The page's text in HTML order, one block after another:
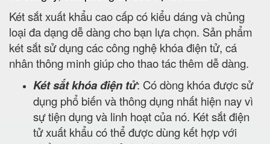
Két sắt xuất khẩu cao cấp có kiểu dáng và chủng
loại đa dạng dễ dàng cho bạn lựa chọn. Sản phẩm
két sắt sử dụng các công nghệ khóa điện tử, cá
nhân thông minh giúp cho thao tác thêm dễ dàng.
Két sắt khóa điện tử: Có dòng khóa được sử
dụng phổ biến và thông dụng nhất hiện nay vì
sự tiện dụng và linh hoạt của nó. Két sắt điện
tử xuất khẩu có thể được dùng kết hợp với